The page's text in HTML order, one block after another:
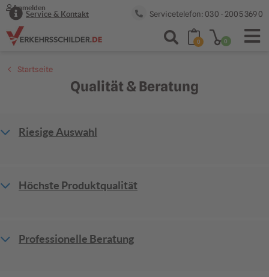
Servicetelefon: 030 - 2005 369 0
Service & Kontakt
Anmelden
0 0
Startseite
Qualität & Beratung
Riesige Auswahl
Höchste Produktqualität
Professionelle Beratung